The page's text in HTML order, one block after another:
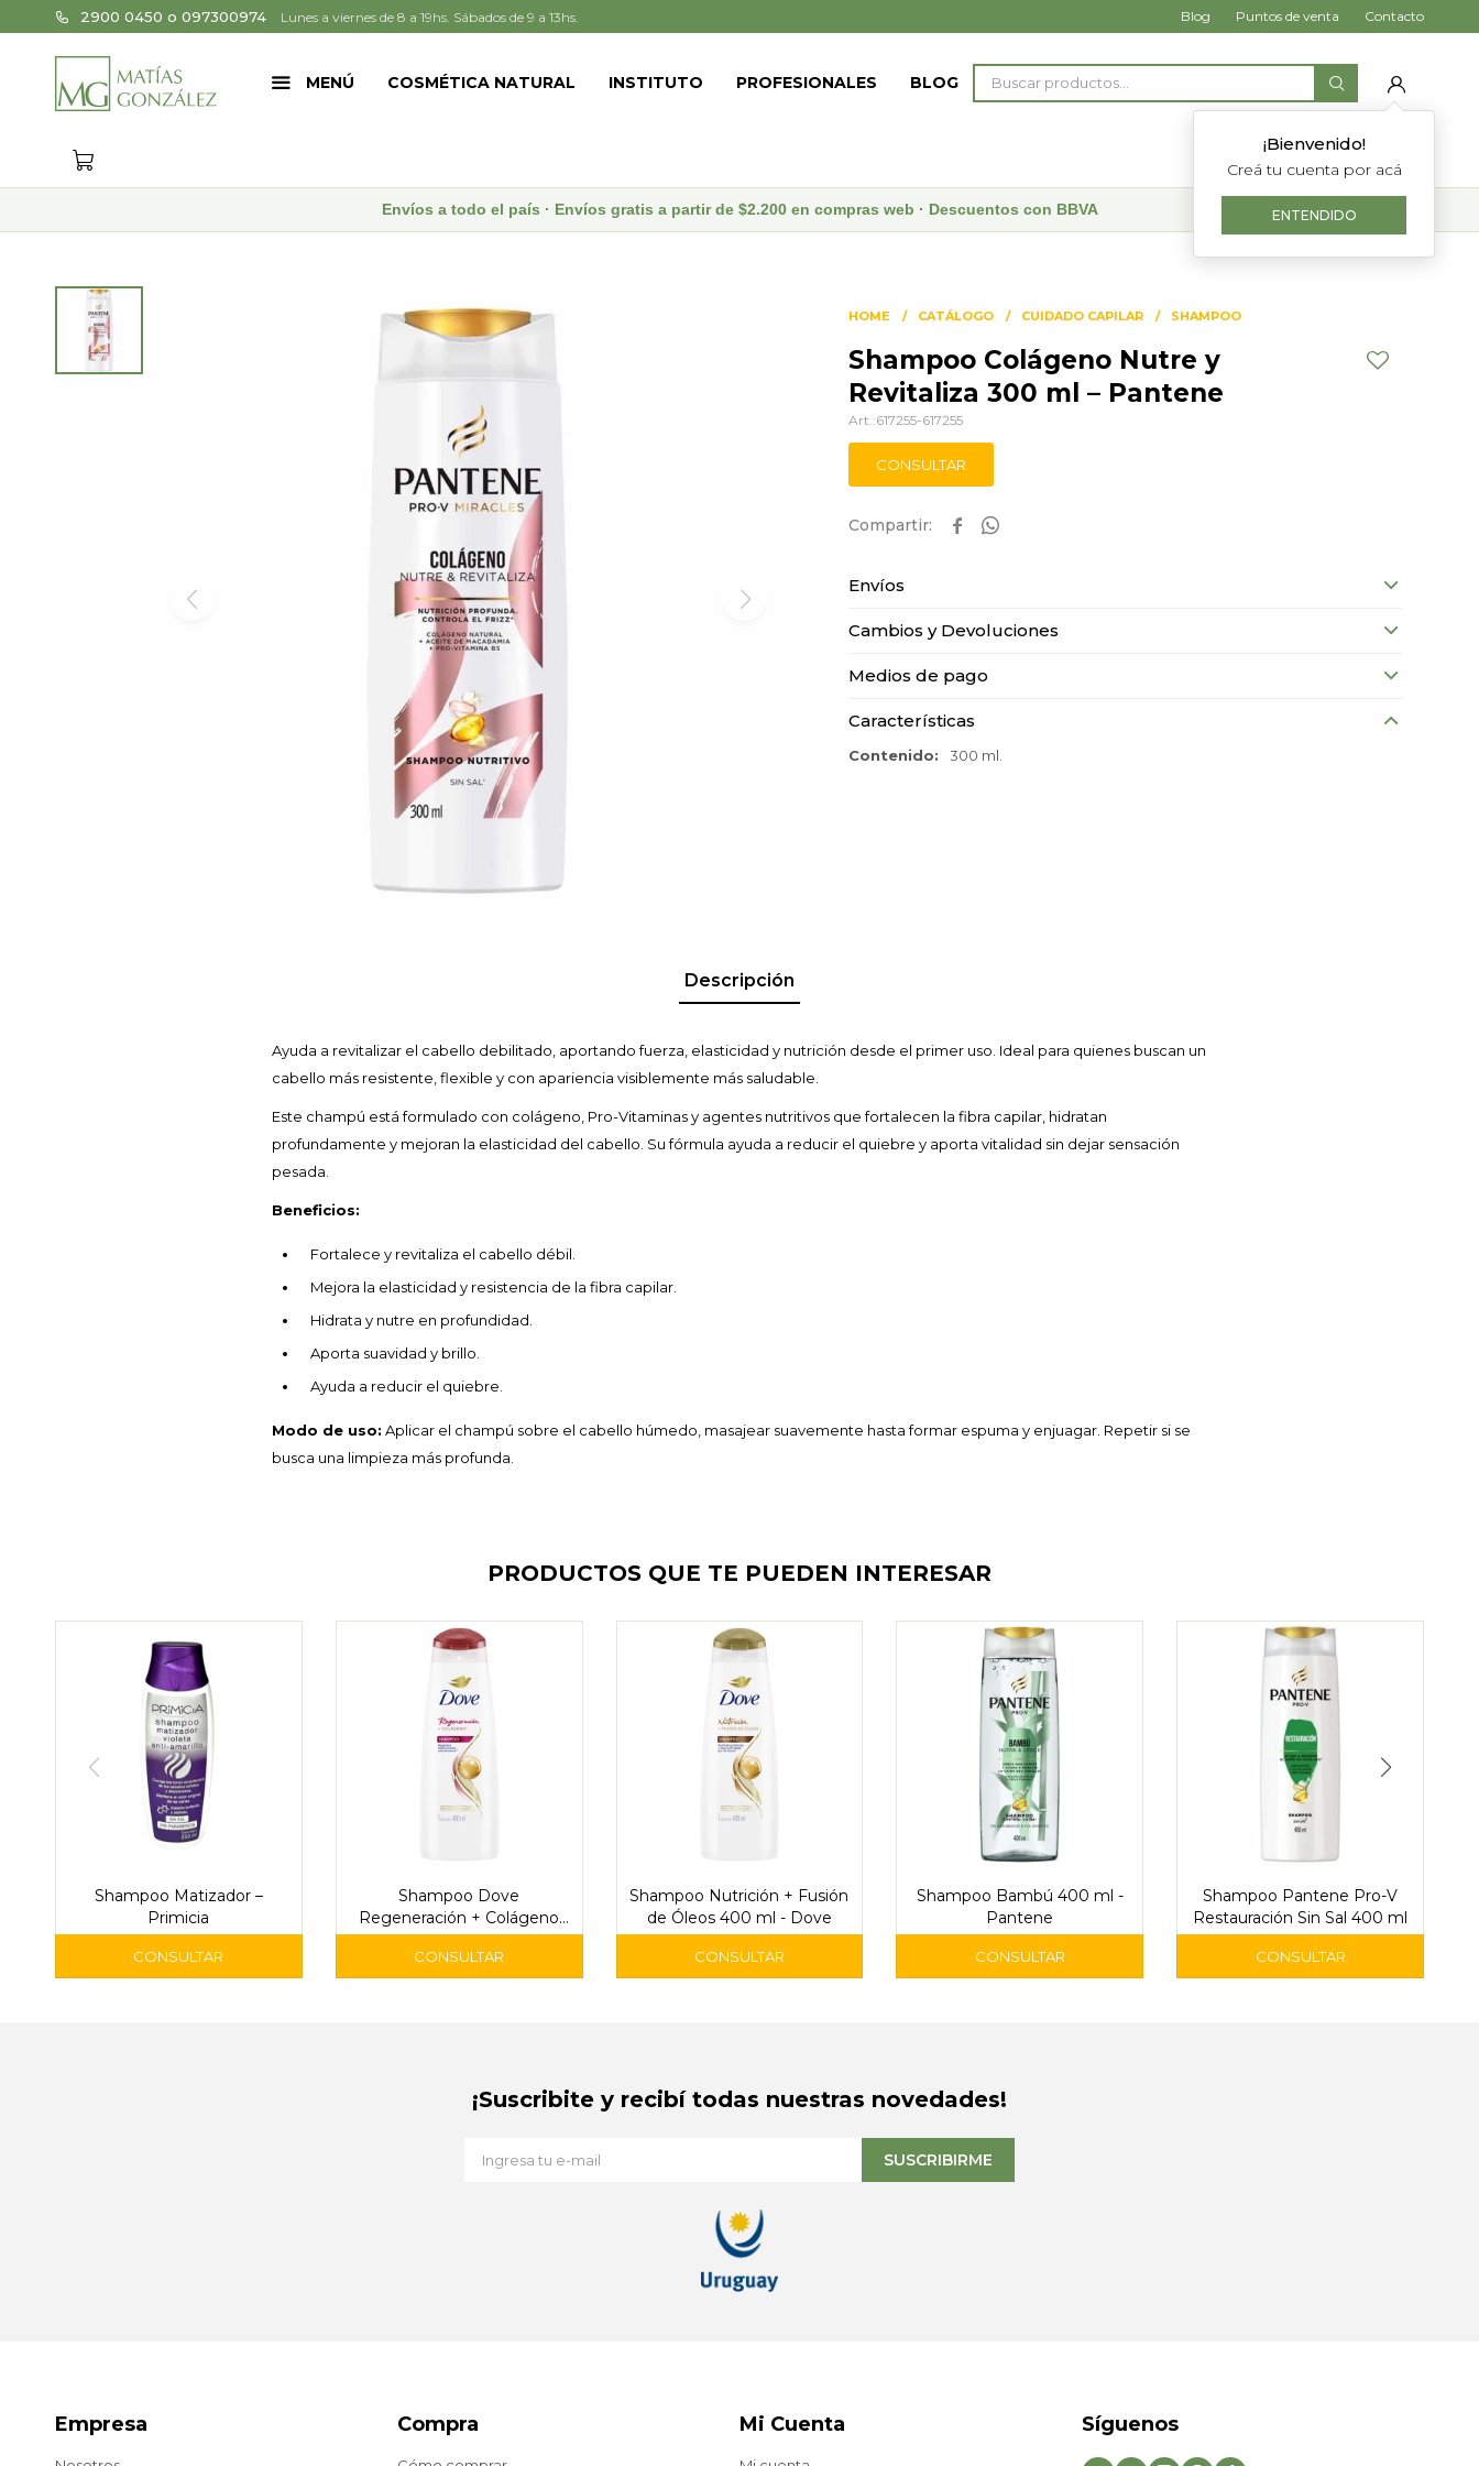
MENÚ COSMÉTICA NATURAL INSTITUTO PROFESIONALES BLOG
¡Bienvenido!
Creá tu cuenta por acá
ENTENDIDO
2900 0450 o 097300974 Lunes a viernes de 8 a 19hs. Sábados de 9 a 13hs. Blog Puntos de venta Contacto
Envíos a todo el país · Envíos gratis a partir de $2.200 en compras web · Descuentos con BBVA
HOME CATÁLOGO CUIDADO CAPILAR SHAMPOO
Shampoo Colágeno Nutre y
Revitaliza 300 ml – Pantene
617255-617255
CONSULTAR
 
Envíos
Cambios y Devoluciones
Medios de pago
Características
Contenido 300 ml.
Descripción
Ayuda a revitalizar el cabello debilitado, aportando fuerza, elasticidad y nutrición desde el primer uso. Ideal para quienes buscan un
cabello más resistente, flexible y con apariencia visiblemente más saludable.
Este champú está formulado con colágeno, Pro-Vitaminas y agentes nutritivos que fortalecen la fibra capilar, hidratan
profundamente y mejoran la elasticidad del cabello. Su fórmula ayuda a reducir el quiebre y aporta vitalidad sin dejar sensación
pesada.
Beneficios:
Fortalece y revitaliza el cabello débil.
Mejora la elasticidad y resistencia de la fibra capilar.
Hidrata y nutre en profundidad.
Aporta suavidad y brillo.
Ayuda a reducir el quiebre.
Modo de uso: Aplicar el champú sobre el cabello húmedo, masajear suavemente hasta formar espuma y enjuagar. Repetir si se
busca una limpieza más profunda.
PRODUCTOS QUE TE PUEDEN INTERESAR
Shampoo Matizador –
Primicia
Shampoo Dove
Regeneración + Colágeno
400 ml
Shampoo Nutrición + Fusión
de Óleos 400 ml - Dove
Shampoo Bambú 400 ml -
Pantene
Shampoo Pantene Pro-V
Restauración Sin Sal 400 ml
Empresa Compra Mi Cuenta Síguenos
¡Suscribite y recibí todas nuestras novedades!
SUSCRIBIRME